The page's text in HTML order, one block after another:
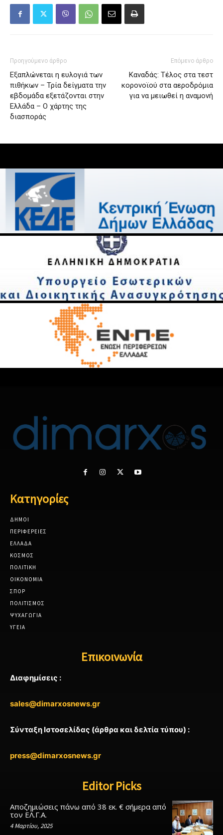
Προηγούμενο άρθρο
Εξαπλώνεται η ευλογιά των
πιθήκων – Τρία δείγματα την
εβδομάδα εξετάζονται στην
Ελλάδα – Ο χάρτης της
διασποράς
Επόμενο άρθρο
Καναδάς: Τέλος στα τεστ
κορονοϊού στα αεροδρόμια
για να μειωθεί η αναμονή
Κατηγορίες
ΔΗΜΟΙ
ΠΕΡΙΦΕΡΕΙΕΣ
ΕΛΛΑΔΑ
ΚΟΣΜΟΣ
ΠΟΛΙΤΙΚΗ
ΟΙΚΟΝΟΜΙΑ
ΣΠΟΡ
ΠΟΛΙΤΙΣΜΟΣ
ΨΥΧΑΓΩΓΙΑ
ΥΓΕΙΑ
Επικοινωνία
Διαφημίσεις :
sales@dimarxosnews.gr
Σύνταξη Ιστοσελίδας (άρθρα και δελτία τύπου) :
press@dimarxosnews.gr
Editor Picks
Αποζημιώσεις πάνω από 38 εκ. € σήμερα από
τον ΕΛ.Γ.Α.
4 Μαρτίου, 2025